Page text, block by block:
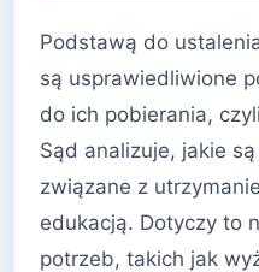
Podstawą do
są usprawiedliwione
do ich pobierania,
Sąd analizuje, jakie
związane z
edukacją. Dotyczy to
potrzeb, takich jak